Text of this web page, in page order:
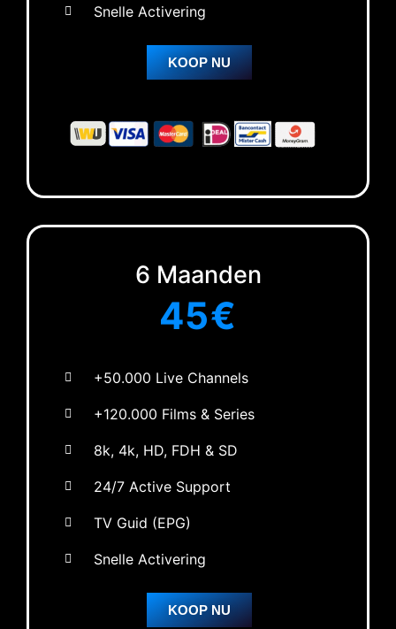
Snelle Activering
KOOP NU
6 Maanden
45€
+50.000 Live Channels
+120.000 Films & Series
8k, 4k, HD, FDH & SD
24/7 Active Support
TV Guid (EPG)
Snelle Activering
KOOP NU